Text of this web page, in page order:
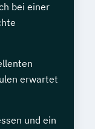
bei einer
erwartet
und ein